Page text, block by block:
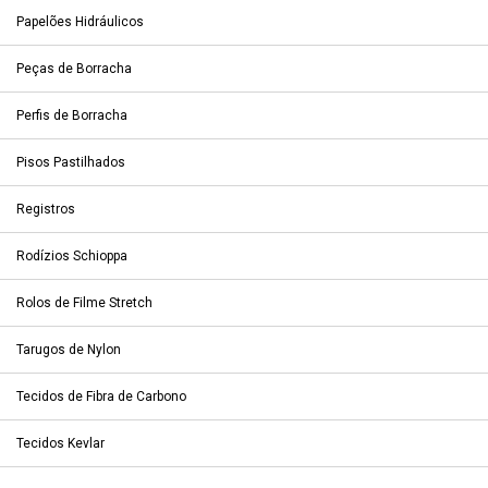
Papelões Hidráulicos
Peças de Borracha
Perfis de Borracha
Pisos Pastilhados
Registros
Rodízios Schioppa
Rolos de Filme Stretch
Tarugos de Nylon
Tecidos de Fibra de Carbono
Tecidos Kevlar